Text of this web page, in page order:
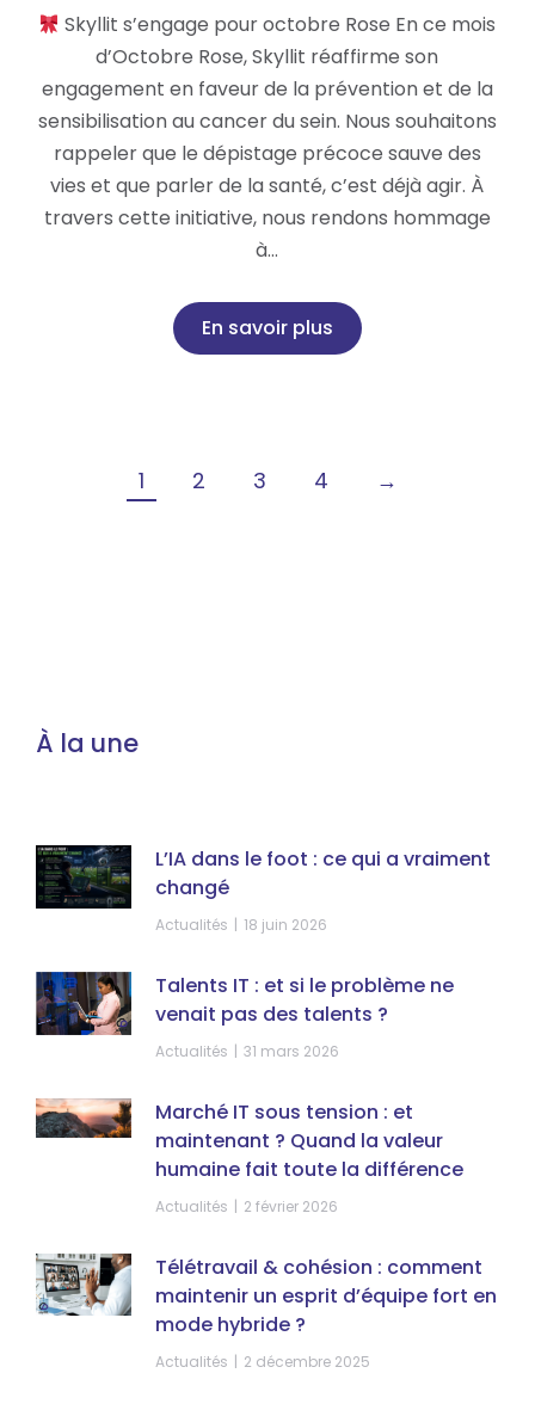
Skyllit s’engage pour octobre Rose En ce mois
d’Octobre Rose, Skyllit réaffirme son
engagement en faveur de la prévention et de la
sensibilisation au cancer du sein. Nous souhaitons
rappeler que le dépistage précoce sauve des
vies et que parler de la santé, c’est déjà agir. À
travers cette initiative, nous rendons hommage
à…
En savoir plus
1 2 3 4 →
À la une
L’IA dans le foot : ce qui a vraiment
changé
Actualités 18 juin 2026
Talents IT : et si le problème ne
venait pas des talents ?
Actualités 31 mars 2026
Marché IT sous tension : et
maintenant ? Quand la valeur
humaine fait toute la différence
Actualités 2 février 2026
Télétravail & cohésion : comment
maintenir un esprit d’équipe fort en
mode hybride ?
Actualités 2 décembre 2025